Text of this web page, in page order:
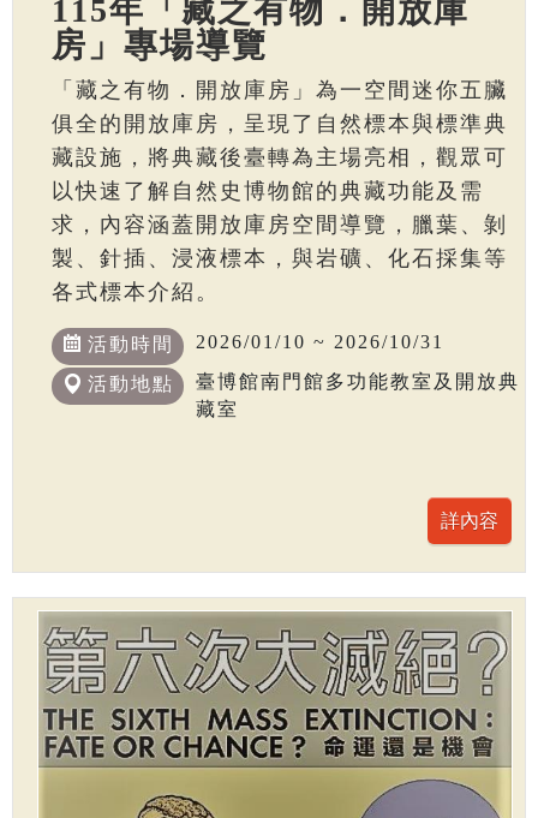
115年「藏之有物．開放庫
房」專場導覽
「藏之有物．開放庫房」為一空間迷你五臟
俱全的開放庫房，呈現了自然標本與標準典
藏設施，將典藏後臺轉為主場亮相，觀眾可
以快速了解自然史博物館的典藏功能及需
求，內容涵蓋開放庫房空間導覽，臘葉、剝
製、針插、浸液標本，與岩礦、化石採集等
各式標本介紹。
活動時間 2026/01/10 ~ 2026/10/31
活動地點
臺博館南門館多功能教室及開放典
藏室